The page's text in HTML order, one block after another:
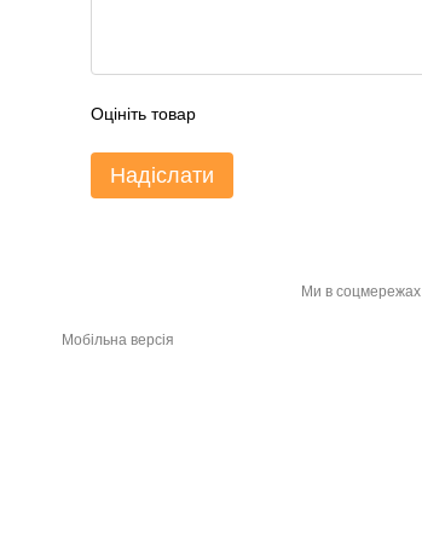
Оцініть товар
Надіслати
Мобільна версія
Ми в соцмережах